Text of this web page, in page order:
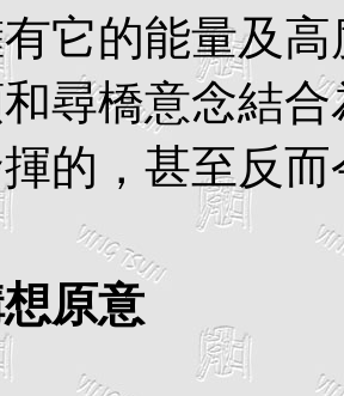
它的能量及
尋橋意念結
的，甚至反
原意